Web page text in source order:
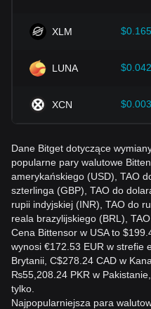
XLM
LUNA
XCN
Dane Bitget dotyczące
popularne pary walutowe
amerykańskiego (USD), TAO
szterlinga (GBP), TAO do
rupii indyjskiej (INR), TAO do
reala brazylijskiego (BRL),
Cena Bittensor w USA to
wynosi €172.53 EUR w strefie
Brytanii, C$278.24 CAD w
₨55,208.24 PKR w
tylko.
Najpopularniejsza para